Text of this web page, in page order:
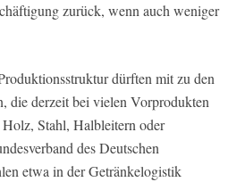
zurück, wenn auch weniger
dürften mit zu den
die derzeit bei vielen Vorprodukten
Stahl, Halbleitern oder
des Deutschen
etwa in der Getränkelogistik